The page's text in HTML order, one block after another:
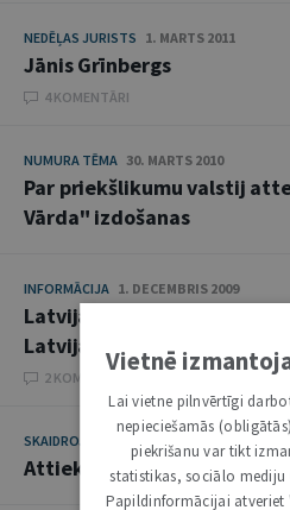
NEDĒĻAS JURISTS 1. MARTS 2011
Jānis Grīnbergs
4 KOMENTĀRI
NUMURA TĒMA 30. MARTS 2010
Par priekšlikumu valstij
Vārda" izdošanas
INFORMĀCIJA 1. DECEMBRIS 2009
Latvijas Zvērinātu
Latvijas Republikas
2 KOMENTĀRI
SKAIDROJUMI. VIEDOKĻI 15. MAIJS 2007
Attieksme pret advokatūru
Vietnē
Lai vietne pilnvērtīgi
nepieciešamās
piekrišanu var tikt
statistikas, sociālo
Papildinformācijai atveriet